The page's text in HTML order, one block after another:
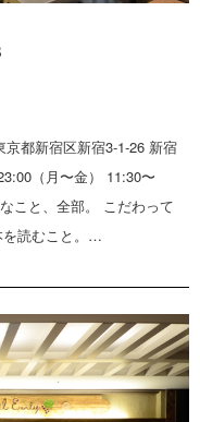
京都新宿区新宿3-1-26 新宿
（月〜金） 11:30〜
こと、全部。 こだわって
を読むこと。…